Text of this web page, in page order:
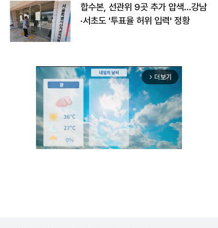
합수본, 선관위 9곳 추가 압색…강남
·서초도 '투표율 허위 입력' 정황
arrow_forward_ios 더보기